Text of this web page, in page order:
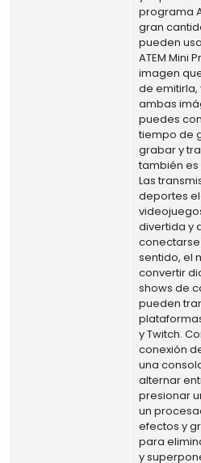
programa
gran
pueden
ATEM Mini
imagen
de emitirla,
ambas
puedes
tiempo de
grabar y
también es
Las
deportes
divertida y
conectarse
sentido, el
convertir
shows de
pueden
y Twitch.
conexión
una
alternar
presionar
un
efectos y
para
y